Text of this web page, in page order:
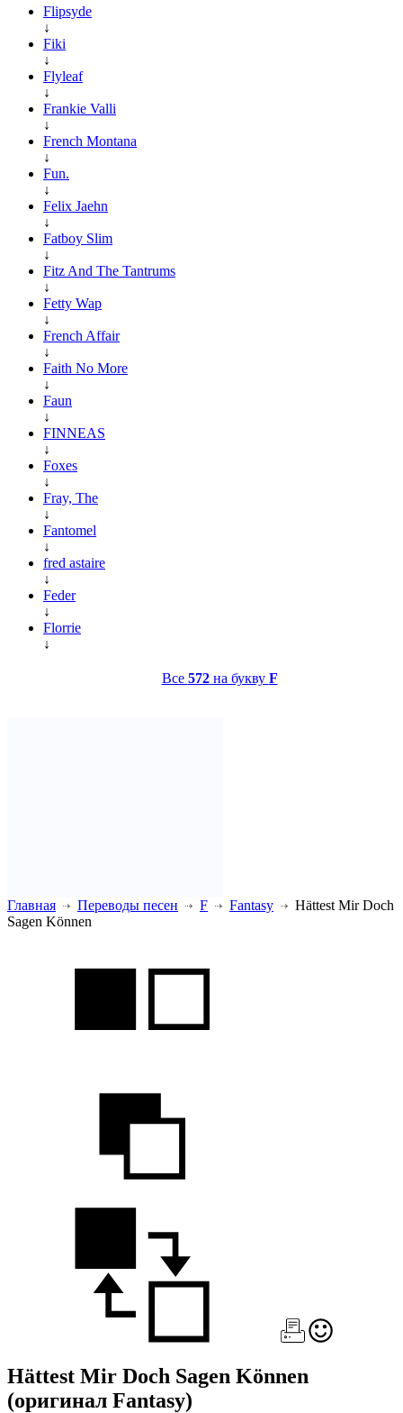
Flipsyde
↓
Fiki
↓
Flyleaf
↓
Frankie Valli
↓
French Montana
↓
Fun.
↓
Felix Jaehn
↓
Fatboy Slim
↓
Fitz And The Tantrums
↓
Fetty Wap
↓
French Affair
↓
Faith No More
↓
Faun
↓
FINNEAS
↓
Foxes
↓
Fray, The
↓
Fantomel
↓
fred astaire
↓
Feder
↓
Florrie
↓
Все 572на букву F
Главная Переводы песен F Fantasy
Hättest Mir Doch
Sagen Können
Hättest Mir Doch Sagen Können
(оригинал Fantasy)